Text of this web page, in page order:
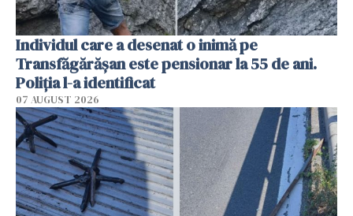
Individul care a desenat o inimă pe
Transfăgărășan este pensionar la 55 de ani.
Poliția l-a identificat
07 AUGUST 2026